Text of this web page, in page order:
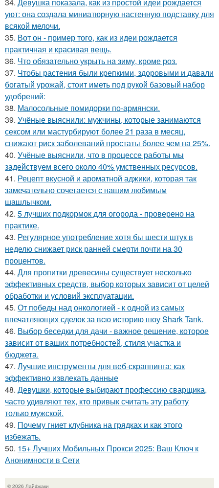
уют: она создала миниатюрную настенную подставку для
всякой мелочи.
35. Вот он - пример того, как из идеи рождается
практичная и красивая вещь.
36. Что обязательно укрыть на зиму, кроме роз.
37. Чтобы растения были крепкими, здоровыми и давали
богатый урожай, стоит иметь под рукой базовый набор
удобрений:
38. Малосольные помидорки по-армянски.
39. Учёные выяснили: мужчины, которые занимаются
сексом или мастурбируют более 21 раза в месяц,
снижают риск заболеваний простаты более чем на 25%.
40. Учёные выяснили, что в процессе работы мы
задействуем всего около 40% умственных ресурсов.
41. Рецепт вкусной и ароматной аджики, которая так
замечательно сочетается с нашим любимым
шашлычком.
42. 5 лучших подкормок для огорода - проверено на
практике.
43. Регулярное употребление хотя бы шести штук в
неделю снижает риск ранней смерти почти на 30
процентов.
44. Для пропитки древесины существует несколько
эффективных средств, выбор которых зависит от целей
обработки и условий эксплуатации.
45. От победы над онкологией - к одной из самых
впечатляющих сделок за всю историю шоу Shark Tank.
46. Выбор беседки для дачи - важное решение, которое
зависит от ваших потребностей, стиля участка и
бюджета.
47. Лучшие инструменты для веб-скраппинга: как
эффективно извлекать данные
48. Девушки, которые выбирают профессию сварщика,
часто удивляют тех, кто привык считать эту работу
только мужской.
49. Почему гниет клубника на грядках и как этого
избежать.
50. 15+ Лучших Мобильных Прокси 2025: Ваш Ключ к
Анонимности в Сети
© 2026 Лайфхаки